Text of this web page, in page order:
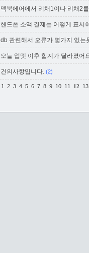
맥북에어에서 리채1이나 리채2
핸드폰 소액 결제는 어떻게 표시
db 관련해서 오류가 몇가지 있는
오늘 업뎃 이후 합계가 달라졌어
건의사항입니다. (2)
1 2 3 4 5 6 7 8 9 10 11 12